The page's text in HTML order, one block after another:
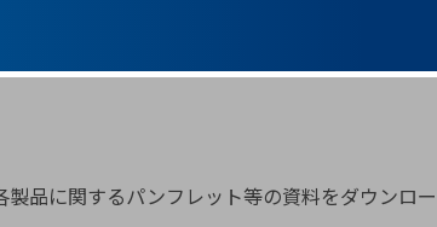
品に関するパンフレット等の資料をダウンロー